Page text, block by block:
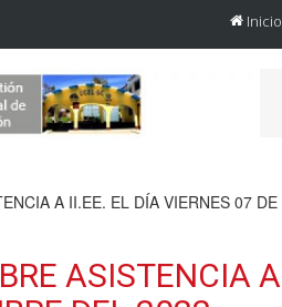
Inicio
A II.EE. EL DÍA VIERNES 07 DE
ASISTENCIA A